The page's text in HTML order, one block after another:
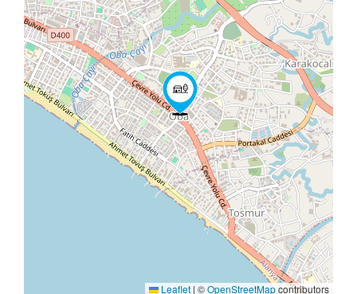
Leaflet | ©OpenStreetMapcontributors